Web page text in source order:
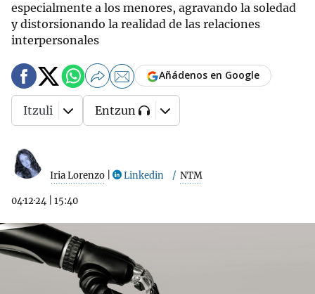
especialmente a los menores, agravando la soledad
y distorsionando la realidad de las relaciones
interpersonales
Iria Lorenzo Linkedin NTM
04·12·24 15:40
Añádenos en Google
Itzuli Entzun